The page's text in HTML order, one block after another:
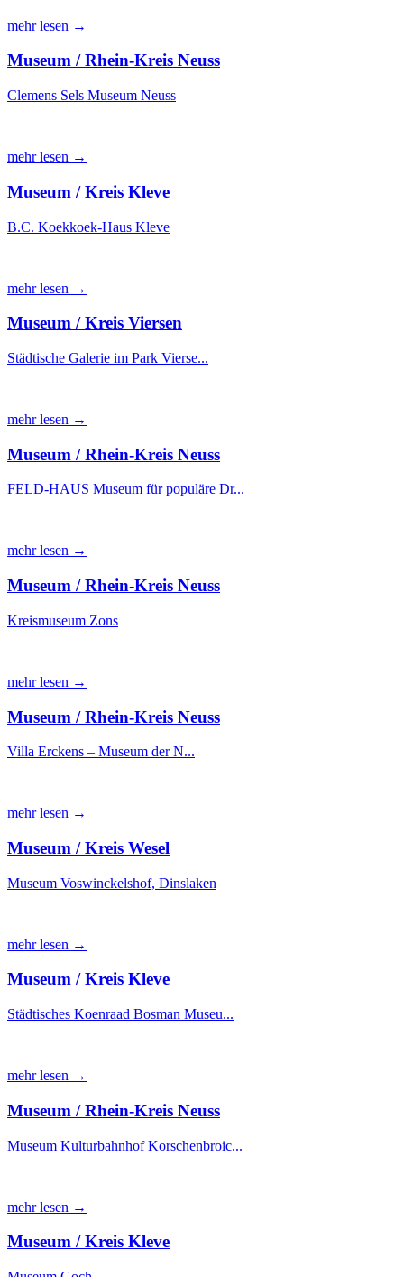
mehr lesen →
Museum / Rhein-Kreis Neuss
Clemens Sels Museum Neuss
mehr lesen →
Museum / Kreis Kleve
B.C. Koekkoek-Haus Kleve
mehr lesen →
Museum / Kreis Viersen
Städtische Galerie im Park Vierse...
mehr lesen →
Museum / Rhein-Kreis Neuss
FELD-HAUS Museum für populäre Dr...
mehr lesen →
Museum / Rhein-Kreis Neuss
Kreismuseum Zons
mehr lesen →
Museum / Rhein-Kreis Neuss
Villa Erckens – Museum der N...
mehr lesen →
Museum / Kreis Wesel
Museum Voswinckelshof, Dinslaken
mehr lesen →
Museum / Kreis Kleve
Städtisches Koenraad Bosman Museu...
mehr lesen →
Museum / Rhein-Kreis Neuss
Museum Kulturbahnhof Korschenbroic...
mehr lesen →
Museum / Kreis Kleve